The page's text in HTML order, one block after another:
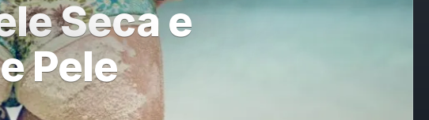
Seca e
Pele